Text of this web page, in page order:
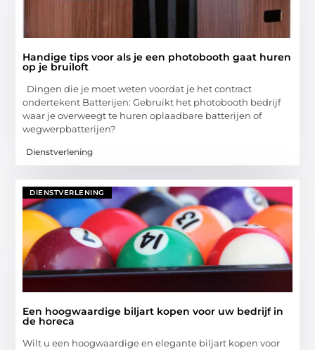
Handige tips voor als je een photobooth gaat huren
op je bruiloft
Dingen die je moet weten voordat je het contract
ondertekent Batterijen: Gebruikt het photobooth bedrijf
waar je overweegt te huren oplaadbare batterijen of
wegwerpbatterijen?
Dienstverlening
DIENSTVERLENING
Een hoogwaardige biljart kopen voor uw bedrijf in
de horeca
Wilt u een hoogwaardige en elegante biljart kopen voor